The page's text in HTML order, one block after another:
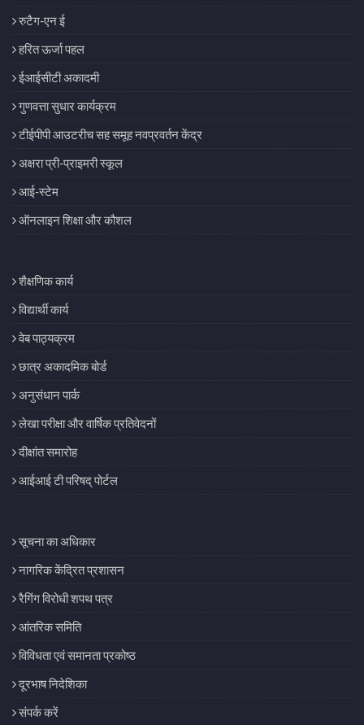
रुटैग-एन ई
हरित ऊर्जा पहल
ईआईसीटी अकादमी
गुणवत्ता सुधार कार्यक्रम
टीईपीपी आउटरीच सह समूह नवप्रवर्तन केंद्र
अक्षरा प्री-प्राइमरी स्कूल
आई-स्टेम
ऑनलाइन शिक्षा और कौशल
शैक्षणिक कार्य
विद्यार्थी कार्य
वेब पाठ्यक्रम
छात्र अकादमिक बोर्ड
अनुसंधान पार्क
लेखा परीक्षा और वार्षिक प्रतिवेदनों
दीक्षांत समारोह
आईआई टी परिषद् पोर्टल
सूचना का अधिकार
नागरिक केंद्रित प्रशासन
रैगिंग विरोधी शपथ पत्र
आंतरिक समिति
विविधता एवं समानता प्रकोष्ठ
दूरभाष निदेशिका
संपर्क करें